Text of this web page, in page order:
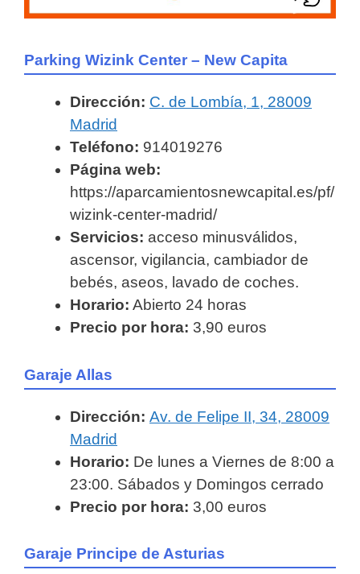
Parking Wizink Center – New Capita
Dirección: C. de Lombía, 1, 28009
Madrid
Teléfono: 914019276
Página web:
https://aparcamientosnewcapital.es/pf/
wizink-center-madrid/
Servicios: acceso minusválidos,
ascensor, vigilancia, cambiador de
bebés, aseos, lavado de coches.
Horario: Abierto 24 horas
Precio por hora: 3,90 euros
Garaje Allas
Dirección: Av. de Felipe II, 34, 28009
Madrid
Horario: De lunes a Viernes de 8:00 a
23:00. Sábados y Domingos cerrado
Precio por hora: 3,00 euros
Garaje Principe de Asturias